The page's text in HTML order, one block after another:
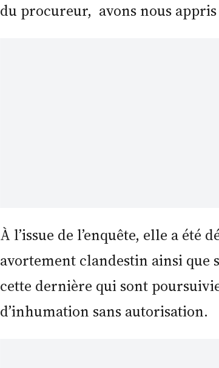
du procureur, avons nous appris
À l’issue de l’enquête, elle a été
avortement clandestin ainsi que
cette dernière qui sont
d’inhumation sans autorisation.